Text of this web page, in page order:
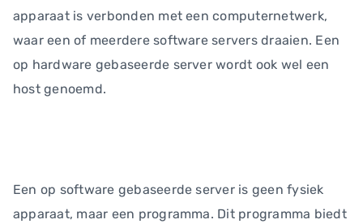
apparaat is verbonden met een computernetwerk,
waar een of meerdere software servers draaien. Een
op hardware gebaseerde server wordt ook wel een
host genoemd.
Een op software gebaseerde server is geen fysiek
apparaat, maar een programma. Dit programma biedt